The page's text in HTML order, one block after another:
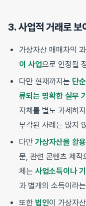
3. 사업적 거래로
가상자산 매매차익
이 사업으로 인정될
다만 현재까지는 단
류되는 명확한 실무
자체를 별도 과세하
부각된 사례는 많지
다만 가상자산을 활
문, 관련 콘텐츠 제
체는 사업소득이나
과 별개의 소득이라
또한 법인이 가상자